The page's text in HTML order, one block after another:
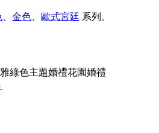
金色 歐式宮廷 系列 。
綠色主題婚禮花園婚禮